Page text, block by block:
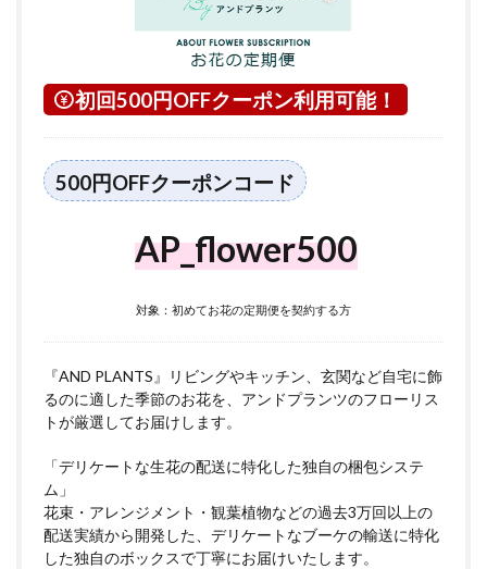
初回500円OFFクーポン利用可能！
500円OFFクーポンコード
AP_flower500
対象：初めてお花の定期便を契約する方
『AND PLANTS』リビングやキッチン、玄関など自宅に飾
るのに適した季節のお花を、アンドプランツのフローリス
トが厳選してお届けします。
「デリケートな生花の配送に特化した独自の梱包システ
ム」
花束・アレンジメント・観葉植物などの過去3万回以上の
配送実績から開発した、デリケートなブーケの輸送に特化
した独自のボックスで丁寧にお届けいたします。